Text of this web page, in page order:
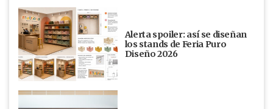
Alerta spoiler: así se diseñan
los stands de Feria Puro
Diseño 2026